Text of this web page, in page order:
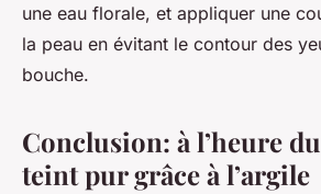
une eau florale, et appliquer une
la peau en évitant le contour des
bouche.
Conclusion: à l’heure
teint pur grâce à l’argile